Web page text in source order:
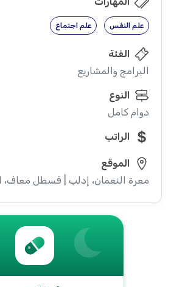
علم النفس علم اجتماع
الفئة
البرامج والمشاريع
النوع
دوام كامل
الراتب
الموقع
معرة النعمان، إدلب | قسطل معاف،